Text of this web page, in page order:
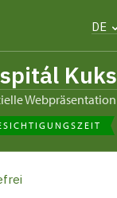
DE
Kuks
Webpräsentation